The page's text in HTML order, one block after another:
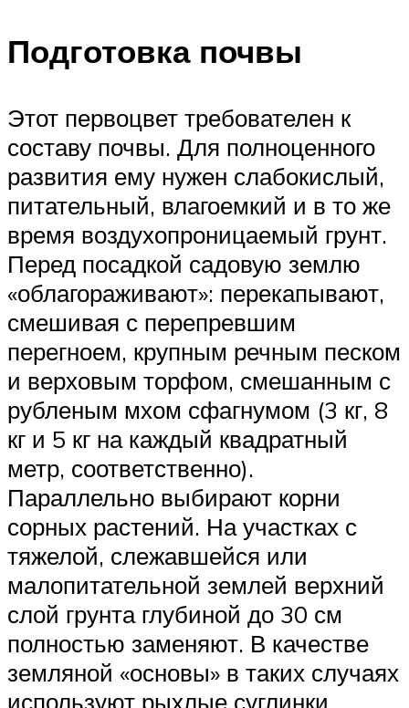
Подготовка почвы
Этот первоцвет требователен к
составу почвы. Для полноценного
развития ему нужен слабокислый,
питательный, влагоемкий и в то же
время воздухопроницаемый грунт.
Перед посадкой садовую землю
«облагораживают»: перекапывают,
смешивая с перепревшим
перегноем, крупным речным песком
и верховым торфом, смешанным с
рубленым мхом сфагнумом (3 кг, 8
кг и 5 кг на каждый квадратный
метр, соответственно).
Параллельно выбирают корни
сорных растений. На участках с
тяжелой, слежавшейся или
малопитательной землей верхний
слой грунта глубиной до 30 см
полностью заменяют. В качестве
земляной «основы» в таких случаях
используют рыхлые суглинки.